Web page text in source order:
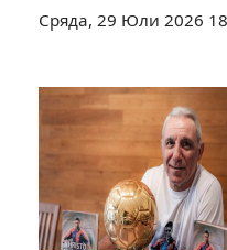
Сряда, 29 Юли 2026